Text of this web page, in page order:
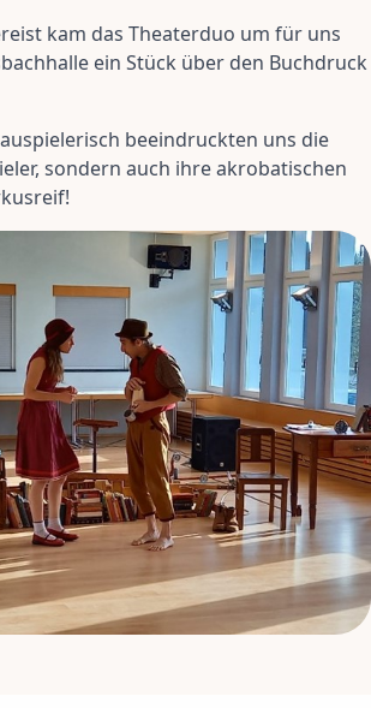
kam das Theaterduo um für uns
ein Stück über den Buchdruck
beeindruckten uns die
sondern auch ihre akrobatischen